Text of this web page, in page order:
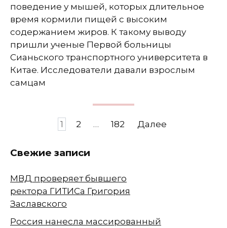
поведение у мышей, которых длительное
время кормили пищей с высоким
содержанием жиров. К такому выводу
пришли ученые Первой больницы
Сианьского транспортного университета в
Китае. Исследователи давали взрослым
самцам
записям
1 2 … 182 Далее
Свежие записи
МВД проверяет бывшего
ректора ГИТИСа Григория
Заславского
Россия нанесла массированный